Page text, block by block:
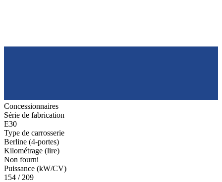
Concessionnaires
Série de fabrication
E30
Type de carrosserie
Berline (4-portes)
Kilométrage (lire)
Non fourni
Puissance (kW/CV)
154 / 209